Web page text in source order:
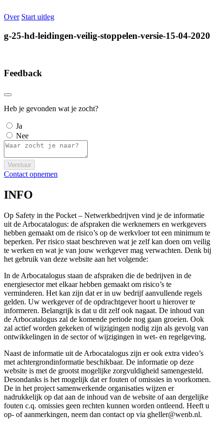
Over Start uitleg
g-25-hd-leidingen-veilig-stoppelen-versie-15-04-2020
Feedback
Heb je gevonden wat je zocht?
Ja
Nee
Verstuur
Contact opnemen
INFO
Op Safety in the Pocket – Netwerkbedrijven vind je de informatie
uit de Arbocatalogus: de afspraken die werknemers en werkgevers
hebben gemaakt om de risico’s op de werkvloer tot een minimum te
beperken. Per risico staat beschreven wat je zelf kan doen om veilig
te werken en wat je van jouw werkgever mag verwachten. Denk bij
het gebruik van deze website aan het volgende:
In de Arbocatalogus staan de afspraken die de bedrijven in de
energiesector met elkaar hebben gemaakt om risico’s te
verminderen. Het kan zijn dat er in uw bedrijf aanvullende regels
gelden. Uw werkgever of de opdrachtgever hoort u hierover te
informeren. Belangrijk is dat u dit zelf ook nagaat. De inhoud van
de Arbocatalogus zal de komende periode nog gaan groeien. Ook
zal actief worden gekeken of wijzigingen nodig zijn als gevolg van
ontwikkelingen in de sector of wijzigingen in wet- en regelgeving.
Naast de informatie uit de Arbocatalogus zijn er ook extra video’s
met achtergrondinformatie beschikbaar. De informatie op deze
website is met de grootst mogelijke zorgvuldigheid samengesteld.
Desondanks is het mogelijk dat er fouten of omissies in voorkomen.
De in het project samenwerkende organisaties wijzen er
nadrukkelijk op dat aan de inhoud van de website of aan dergelijke
fouten c.q. omissies geen rechten kunnen worden ontleend. Heeft u
op- of aanmerkingen, neem dan contact op via gheller@wenb.nl.